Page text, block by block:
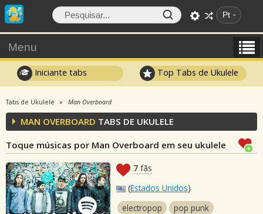
Pt
Menu
Iniciante tabs Top Tabs de Ukulele
Tabs de Ukulele Man Overboard
MAN OVERBOARD TABS DE UKULELE
Toque músicas por Man Overboard em seu ukulele
7 fãs
(Estados Unidos)
electropop
pop punk